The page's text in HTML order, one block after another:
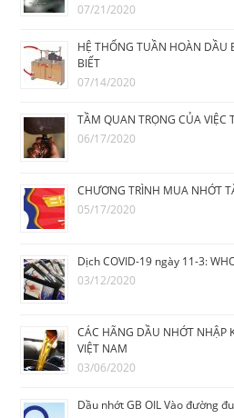
07/21/2020
HỆ THỐNG TUẦN HOÀN DẦU
BIẾT
07/14/2020
TẦM QUAN TRỌNG CỦA
06/17/2020
CHƯƠNG TRÌNH MUA NHỚT
05/17/2020
Dịch COVID-19 ngày 11-3:
03/12/2020
CÁC HÃNG DẦU NHỚT NHẬP
VIỆT NAM
03/06/2020
Dầu nhớt GB OIL Vào đường